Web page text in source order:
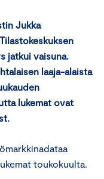
Jukka
jatkui vaisuna.
laaja-alaista
lukemat ovat
toukokuulta.